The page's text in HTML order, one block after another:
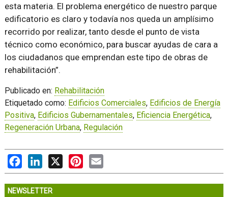
esta materia. El problema energético de nuestro parque
edificatorio es claro y todavía nos queda un amplísimo
recorrido por realizar, tanto desde el punto de vista
técnico como económico, para buscar ayudas de cara a
los ciudadanos que emprendan este tipo de obras de
rehabilitación .
Publicado en: Rehabilitación
Etiquetado como: Edificios Comerciales, Edificios de Energía
Positiva, Edificios Gubernamentales, Eficiencia Energética,
Regeneración Urbana, Regulación
FacebookLinkedIn
X PinterestEmail
NEWSLETTER